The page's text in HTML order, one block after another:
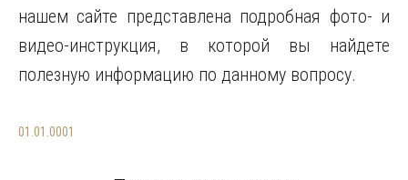
нашем сайте представлена подробная фото- и
видео-инструкция, в которой вы найдете
полезную информацию по данному вопросу.
01.01.0001